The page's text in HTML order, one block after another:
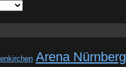
Arena Nürnberg